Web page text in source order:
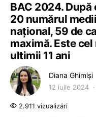
BAC 2024.
20 numărul
național, 59 de
maximă. Este
ultimii 11 ani
Diana Ghimiși
12 iulie 2024
2.911 vizualizări